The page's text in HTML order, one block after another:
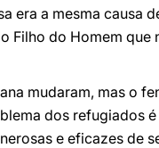
era a mesma causa
Filho do Homem
mudaram, mas o
dos refugiados
e eficazes de